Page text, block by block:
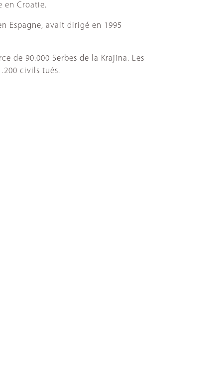
en Croatie.
Espagne, avait dirigé en 1995
de 90.000 Serbes de la Krajina. Les
civils tués.